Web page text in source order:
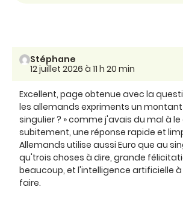
Stéphane
12 juillet 2026 à 11 h 20 min
Excellent, page obtenue avec la
les allemands expriments un montant
singulier ? » comme j'avais du mal à le
subitement, une réponse rapide et
Allemands utilise aussi Euro que au
qu'trois choses à dire, grande
beaucoup, et l'intelligence artificielle
faire.